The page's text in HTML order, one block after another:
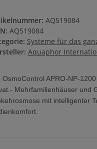
AQ519084
AQ519084
Systeme für das
Aquaphor
OsmoControl APRO-NP-
Mehrfamilienhäuser und
mit intelligenter